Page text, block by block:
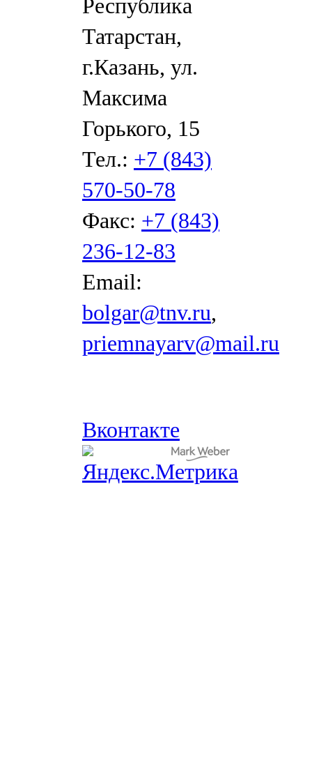
Республика
Татарстан,
г.Казань, ул.
Максима
Горького, 15
Тел.: +7 (843)
570-50-78
Факс: +7 (843)
236-12-83
Email:
bolgar@tnv.ru,
priemnayarv@mail.ru
Вконтакте